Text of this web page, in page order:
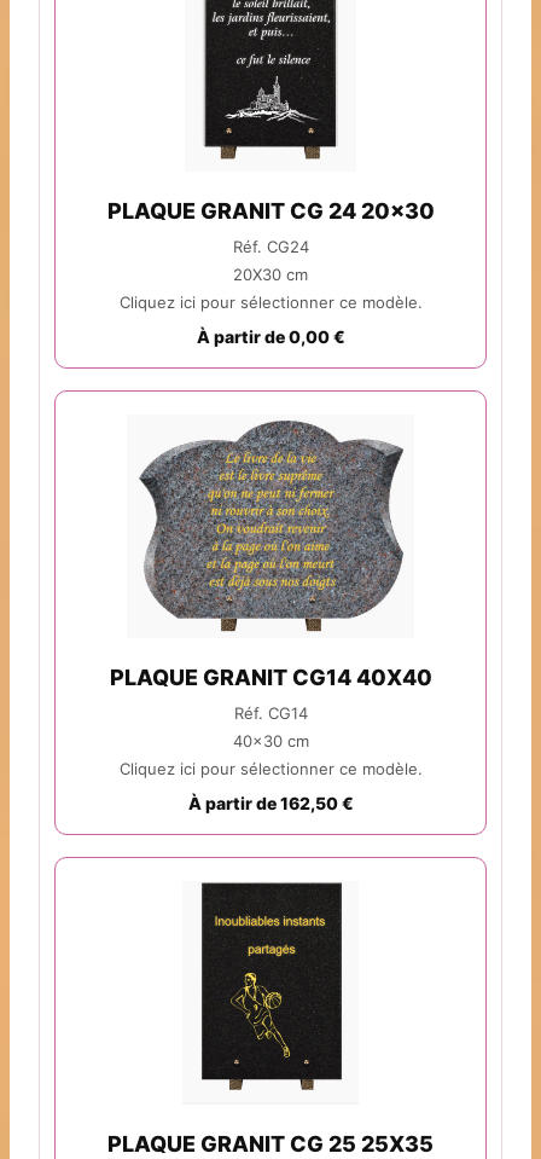
PLAQUE GRANIT CG 24 20x30
Réf. CG24
20X30 cm
Cliquez ici pour sélectionner ce modèle.
À partir de 0,00 €
PLAQUE GRANIT CG14 40X40
Réf. CG14
40x30 cm
Cliquez ici pour sélectionner ce modèle.
À partir de 162,50 €
PLAQUE GRANIT CG 25 25X35